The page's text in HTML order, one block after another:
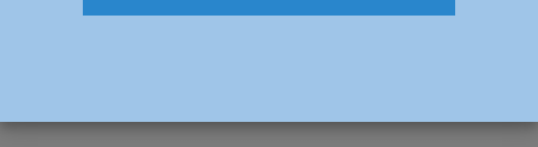
“Il vaccino uccide e il governo lo sa”,